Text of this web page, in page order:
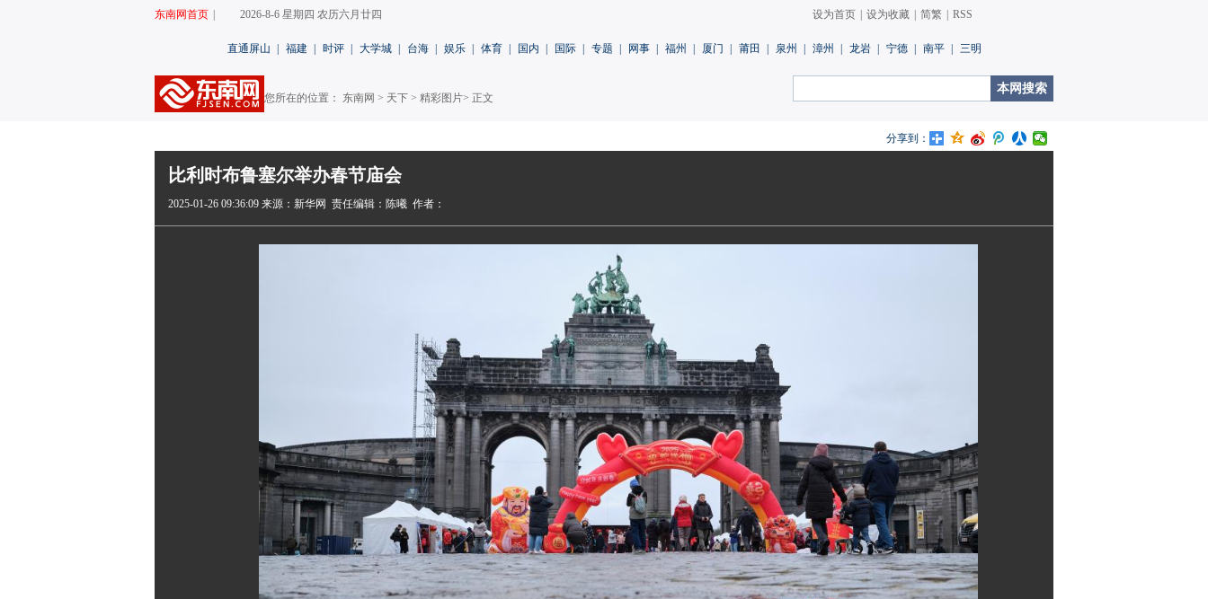
东南网首页 2026-8-6 星期四 农历六月廿四 设为首页 设为收藏 简繁 RSS
直通屏山 福建 时评 大学城 台海 娱乐 体育 国内 国际 专题 网事 福州 厦门 莆田 泉州 漳州 龙岩 宁德 南平 三明
您所在的位置： 东南网 > 天下 > 精彩图片> 正文
分享到：
比利时布鲁塞尔举办春节庙会
2025-01-26 09:36:09 来源：新华网 责任编辑：陈曦 作者：